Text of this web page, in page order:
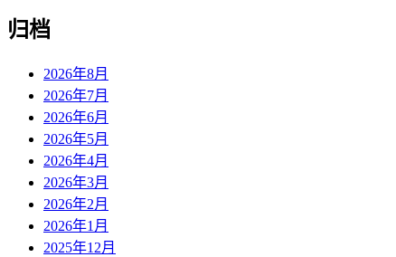
归档
2026年8月
2026年7月
2026年6月
2026年5月
2026年4月
2026年3月
2026年2月
2026年1月
2025年12月